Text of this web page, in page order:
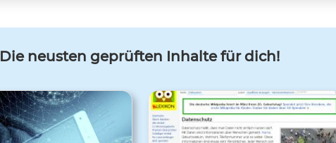
Die neusten geprüften Inhalte für dich!